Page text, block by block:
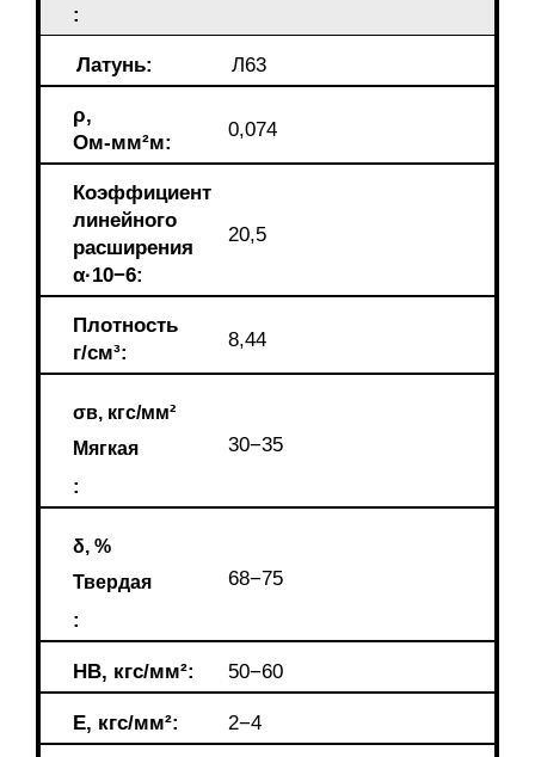
:
Латунь: Л63
ρ,
Ом-мм²м:
0,074
Коэффициент
линейного
расширения
α·10−6:
20,5
Плотность
г/см³:
8,44
σв, кгс/мм²
Мягкая
:
30−35
δ, %
Твердая
:
68−75
HB, кгс/мм²: 50−60
E, кгс/мм²: 2−4